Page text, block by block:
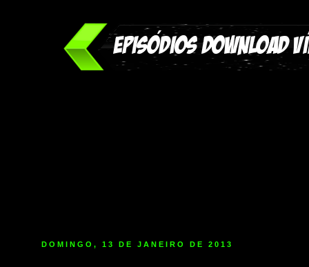
DOMINGO, 13 DE JANEIRO DE 2013